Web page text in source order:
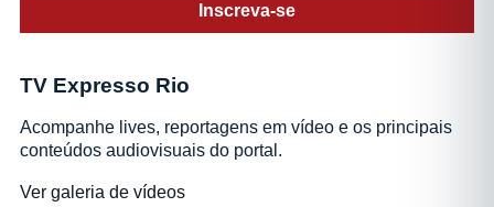
Inscreva-se
TV Expresso Rio
Acompanhe lives, reportagens em vídeo e os principais
conteúdos audiovisuais do portal.
Ver galeria de vídeos